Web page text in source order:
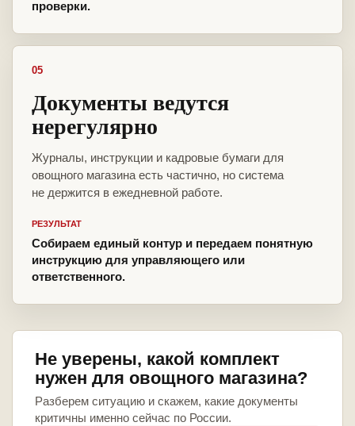
проверки.
05
Документы ведутся
нерегулярно
Журналы, инструкции и кадровые бумаги для
овощного магазина есть частично, но система
не держится в ежедневной работе.
РЕЗУЛЬТАТ
Собираем единый контур и передаем понятную
инструкцию для управляющего или
ответственного.
Не уверены, какой комплект
нужен для овощного магазина?
Разберем ситуацию и скажем, какие документы
критичны именно сейчас по России.